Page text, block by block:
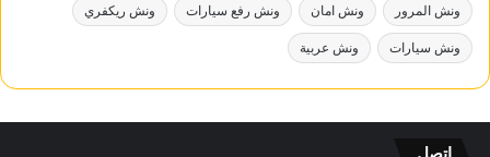
ونش المرور ونش امان ونش رفع سيارات ونش ريكفري
ونش سيارات ونش عربية
اتصل